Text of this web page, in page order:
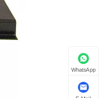
WhatsApp